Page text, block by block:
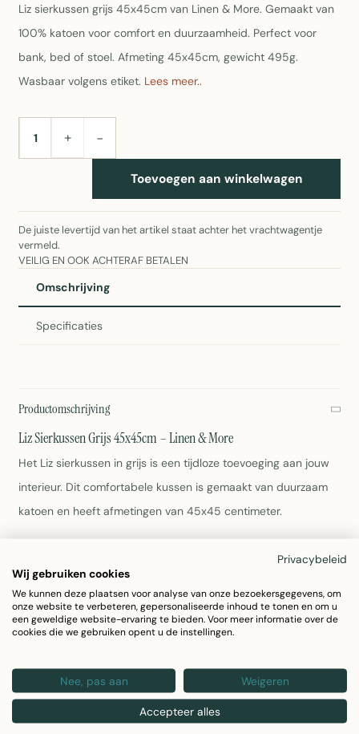
Liz sierkussen grijs 45x45cm van Linen & More. Gemaakt van
100% katoen voor comfort en duurzaamheid. Perfect voor
bank, bed of stoel. Afmeting 45x45cm, gewicht 495g.
Wasbaar volgens etiket. Lees meer..
AANTAL+ −
Toevoegen aan winkelwagen
De juiste levertijd van het artikel staat achter het vrachtwagentje
vermeld.
VEILIG EN OOK ACHTERAF BETALEN
Omschrijving
Specificaties
Productomschrijving
Liz Sierkussen Grijs 45x45cm – Linen & More
Het Liz sierkussen in grijs is een tijdloze toevoeging aan jouw
interieur. Dit comfortabele kussen is gemaakt van duurzaam
katoen en heeft afmetingen van 45x45 centimeter.
Kleur: Grijs
Afmeting: 45x45cm
Gewicht: 495 gram
Wasvoorschrift: Zie label voor juiste verzorging
Liz Sierkussen Grijs 45x45cm – Linen & More
Specificaties
Privacybeleid
Wij gebruiken cookies
We kunnen deze plaatsen voor analyse van onze bezoekersgegevens, om
onze website te verbeteren, gepersonaliseerde inhoud te tonen en om u
een geweldige website-ervaring te bieden. Voor meer informatie over de
cookies die we gebruiken opent u de instellingen.
Nee, pas aan Weigeren
Accepteer alles